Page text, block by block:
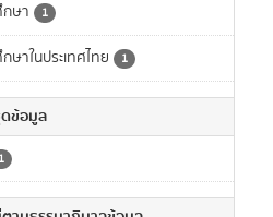
กษา 1
ษาในประเทศไทย 1
ดข้อมูล
1